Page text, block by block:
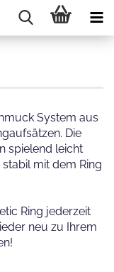
System aus
Die
spielend leicht
mit dem Ring
Ring jederzeit
neu zu Ihrem